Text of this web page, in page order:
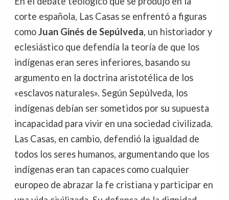
corte española, Las Casas se enfrentó a figuras
comoJuan Ginés de Sepúlveda, un historiador y
eclesiástico que defendía la teoría de que los
indígenas eran seres inferiores, basando su
argumento en la doctrina aristotélica de los
«esclavos naturales». Según Sepúlveda, los
indígenas debían ser sometidos por su supuesta
incapacidad para vivir en una sociedad civilizada.
Las Casas, en cambio, defendió la igualdad de
todos los seres humanos, argumentando que los
indígenas eran tan capaces como cualquier
europeo de abrazar la fe cristiana y participar en